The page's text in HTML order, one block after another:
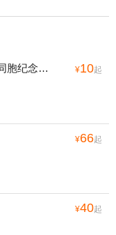
侵华日军南京大屠杀遇难同胞纪念馆 ¥10起
¥66起
¥40起